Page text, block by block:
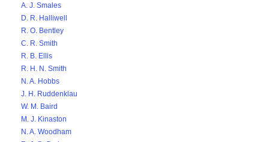
A. J. Smales
D. R. Halliwell
R. O. Bentley
C. R. Smith
R. B. Ellis
R. H. N. Smith
N. A. Hobbs
J. H. Ruddenklau
W. M. Baird
M. J. Kinaston
N. A. Woodham